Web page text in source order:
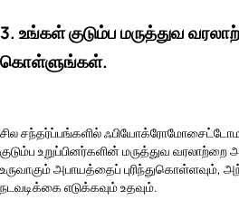
3. உங்கள் குடும்ப மருத்துவ
கொள்ளுங்கள்.
சில சந்தர்ப்பங்களில்
குடும்ப உறுப்பினர்களின் மருத்துவ
உருவாகும் அபாயத்தைப் புரிந்துகொள்ளவும்,
நடவடிக்கை எடுக்கவும் உதவும்.